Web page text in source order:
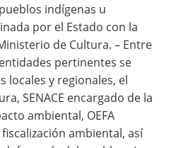
indígenas u
por el Estado con la
de Cultura. – Entre
pertinentes se
locales y regionales, el
SENACE encargado de la
ambiental, OEFA
ambiental, así